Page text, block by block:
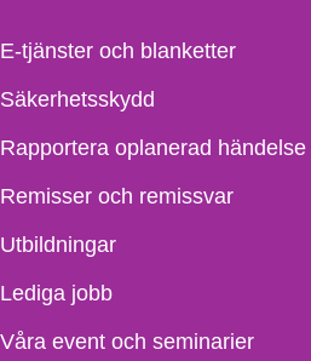
E-tjänster och blanketter
Säkerhetsskydd
Rapportera oplanerad händelse
Remisser och remissvar
Utbildningar
Lediga jobb
Våra event och seminarier